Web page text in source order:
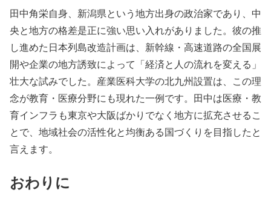
田中角栄自身、新潟県という地方出身の政治家であり、中
央と地方の格差是正に強い思い入れがありました。彼の推
し進めた日本列島改造計画は、新幹線・高速道路の全国展
開や企業の地方誘致によって「経済と人の流れを変える」
壮大な試みでした。産業医科大学の北九州設置は、この理
念が教育・医療分野にも現れた一例です。田中は医療・教
育インフラも東京や大阪ばかりでなく地方に拡充させるこ
とで、地域社会の活性化と均衡ある国づくりを目指したと
言えます。
おわりに